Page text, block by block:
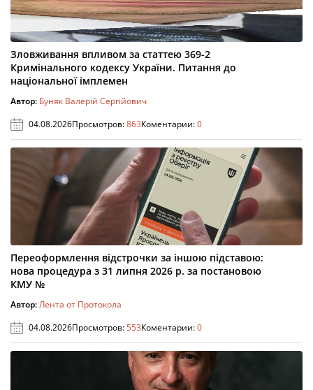
Зловживання впливом за статтею 369-2
Кримінального кодексу України. Питання до
національної імплемен
Автор: Буняк Валерій Сергійович
04.08.2026Просмотров:863Коментарии:0
Переоформлення відстрочки за іншою підставою:
нова процедура з 31 липня 2026 р. за постановою
КМУ №
Автор:Лента от Протокола
04.08.2026Просмотров:553Коментарии:0